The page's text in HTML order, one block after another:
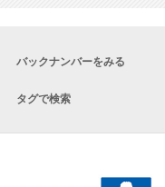
バックナンバーをみる
タグで検索